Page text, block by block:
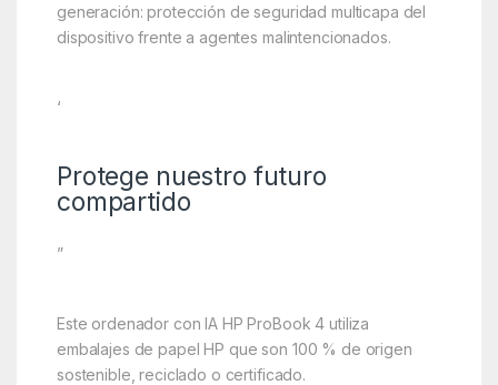
generación: protección de seguridad multicapa del
dispositivo frente a agentes malintencionados.
‘
Protege nuestro futuro
compartido
”
Este ordenador con IA HP ProBook 4 utiliza
embalajes de papel HP que son 100 % de origen
sostenible, reciclado o certificado.